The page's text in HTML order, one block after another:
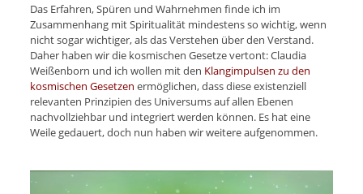
Das Erfahren, Spüren und Wahrnehmen finde ich im
Zusammenhang mit Spiritualität mindestens so wichtig, wenn
nicht sogar wichtiger, als das Verstehen über den Verstand.
Daher haben wir die kosmischen Gesetze vertont: Claudia
Weißenborn und ich wollen mit den Klangimpulsen zu den
kosmischen Gesetzen ermöglichen, dass diese existenziell
relevanten Prinzipien des Universums auf allen Ebenen
nachvollziehbar und integriert werden können. Es hat eine
Weile gedauert, doch nun haben wir weitere aufgenommen.